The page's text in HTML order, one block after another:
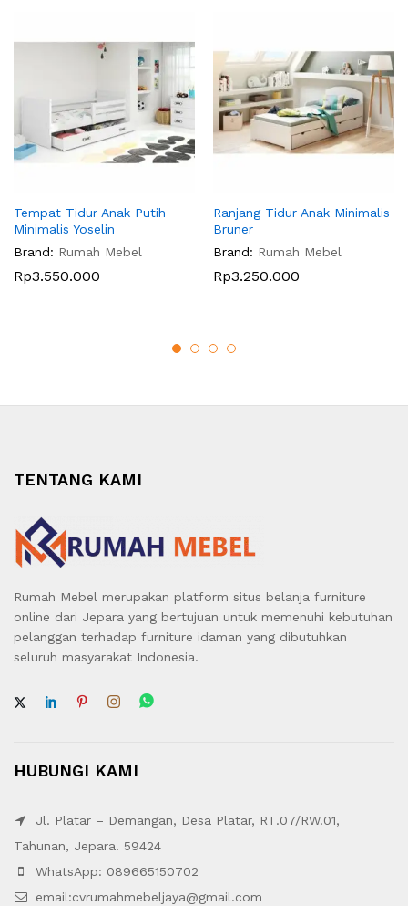
Tempat Tidur Anak Putih
Minimalis Yoselin
Brand: Rumah Mebel
Rp3.550.000
Ranjang Tidur Anak Minimalis
Bruner
Brand: Rumah Mebel
Rp3.250.000
TENTANG KAMI
Rumah Mebel merupakan platform situs belanja furniture
online dari Jepara yang bertujuan untuk memenuhi kebutuhan
pelanggan terhadap furniture idaman yang dibutuhkan
seluruh masyarakat Indonesia.
HUBUNGI KAMI
Jl. Platar – Demangan, Desa Platar, RT.07/RW.01,
Tahunan, Jepara. 59424
WhatsApp: 089665150702
email:cvrumahmebeljaya@gmail.com